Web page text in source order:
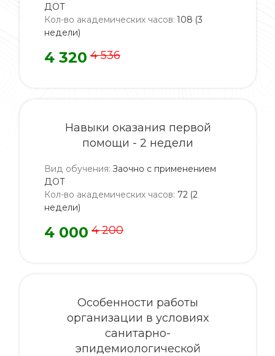
ДОТ
Кол-во академических часов: 108 (3
недели)
4 320 4 536
Навыки оказания первой
помощи - 2 недели
Вид обучения: Заочно с применением
ДОТ
Кол-во академических часов: 72 (2
недели)
4 000 4 200
Особенности работы
организации в условиях
санитарно-
эпидемиологической